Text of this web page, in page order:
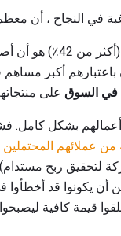
في النجاح ، أن
السبب الأكثر شيوعًا
أكبر مساهم
السوق على
بشكل كامل.
عملائهم المحتملين
لتحقيق ربح مستدام)
أن يكونوا قد
قيمة كافية